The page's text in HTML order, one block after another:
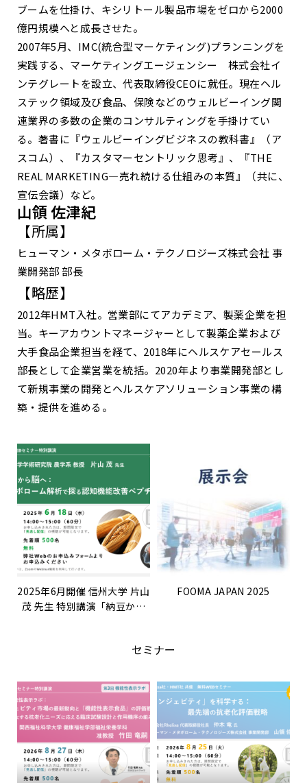
ブームを仕掛け、キシリトール製品市場をゼロから2000
億円規模へと成長させた。
2007年5月、IMC(統合型マーケティング)プランニングを
実践する、マーケティングエージェンシー 株式会社イ
ンテグレートを設立、代表取締役CEOに就任。現在ヘル
ステック領域及び食品、保険などのウェルビーイング関
連業界の多数の企業のコンサルティングを手掛けてい
る。著書に『ウェルビーイングビジネスの教科書』（ア
スコム）、『カスタマーセントリック思考』、『THE
REAL MARKETING―売れ続ける仕組みの本質』（共に、
宣伝会議）など。
山領 佐津紀
【所属】
ヒューマン・メタボローム・テクノロジーズ株式会社 事
業開発部 部長
【略歴】
2012年HMT入社。営業部にてアカデミア、製薬企業を担
当。キーアカウントマネージャーとして製薬企業および
大手食品企業担当を経て、2018年にヘルスケアセールス
部長として企業営業を統括。2020年より事業開発部とし
て新規事業の開発とヘルスケアソリューション事業の構
築・提供を進める。
2025年6月開催 信州大学 片山
茂 先生 特別講演「納豆から
FOOMA JAPAN 2025
セミナー